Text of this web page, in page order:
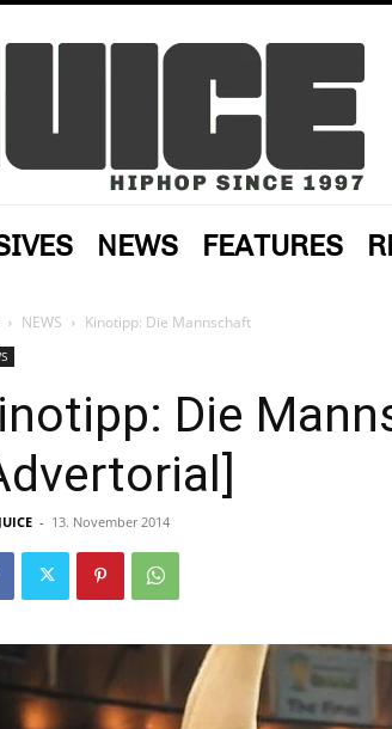
NEWS FEATURES
NEWS Kinotipp: Die Mannschaft
Die
JUICE - 13. November 2014